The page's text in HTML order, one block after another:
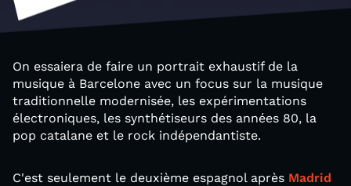
On essaiera de faire un portrait exhaustif de la
musique à Barcelone avec un focus sur la musique
traditionnelle modernisée, les expérimentations
électroniques, les synthétiseurs des années 80, la
pop catalane et le rock indépendantiste.
C'est seulement le deuxième espagnol après Madrid